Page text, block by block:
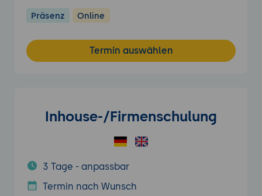
Präsenz Online
Termin auswählen
Inhouse-/Firmenschulung
3 Tage - anpassbar
Termin nach Wunsch